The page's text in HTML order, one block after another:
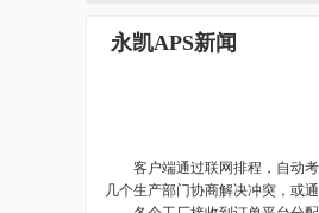
永凯APS新闻
客户端通过联网排程，自动考
几个生产部门协商解决冲突，或